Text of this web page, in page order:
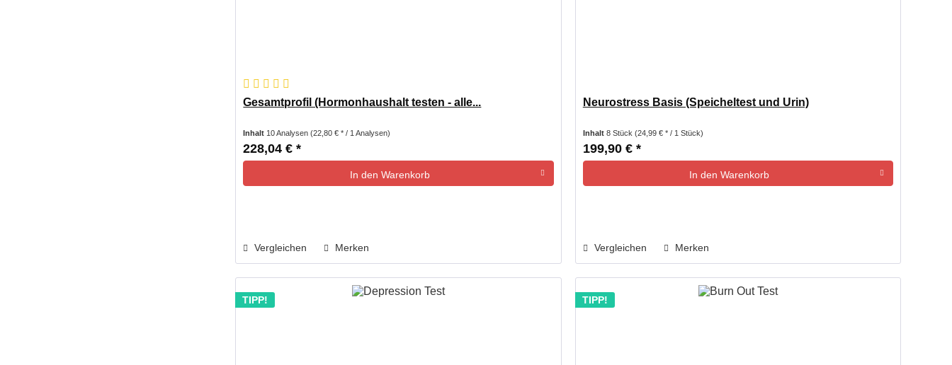
Gesamtprofil (Hormonhaushalt testen - alle...
Inhalt 10 Analysen(22,80 € * / 1 Analysen)
228,04 € *
In den Warenkorb
Vergleichen Merken
Neurostress Basis (Speicheltest und Urin)
Inhalt 8 Stück (24,99 € * / 1 Stück)
199,90 € *
In den Warenkorb
Vergleichen Merken
TIPP! TIPP!